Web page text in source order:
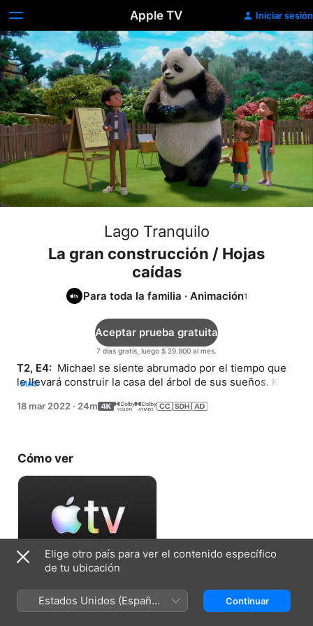
Apple TV Iniciar sesión
Lago Tranquilo
La gran construcción / Hojas
caídas
Para toda la familia · Animación
7 días gratis, luego $ 29.900 al mes.
Aceptar prueba gratuita
T2, E4: Michael se siente abrumado por el tiempo que
le llevará construir la casa del árbol de sus sueños. Karl
escalar.
MÁS
18 mar 2022 · 24m
Cómo ver
7 días gratis, luego $ 29.900 al mes.
Elige otro país para ver el contenido específico
de tu ubicación
Estados Unidos (Español
México)
Continuar